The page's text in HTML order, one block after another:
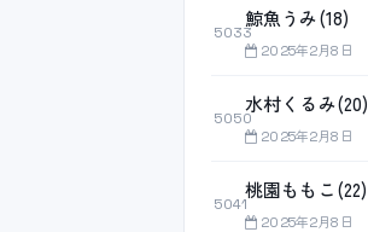
5033
鯨魚うみ(18)
2025年2月8日
5050
水村くるみ(20)
2025年2月8日
5041
桃園ももこ(22)
2025年2月8日